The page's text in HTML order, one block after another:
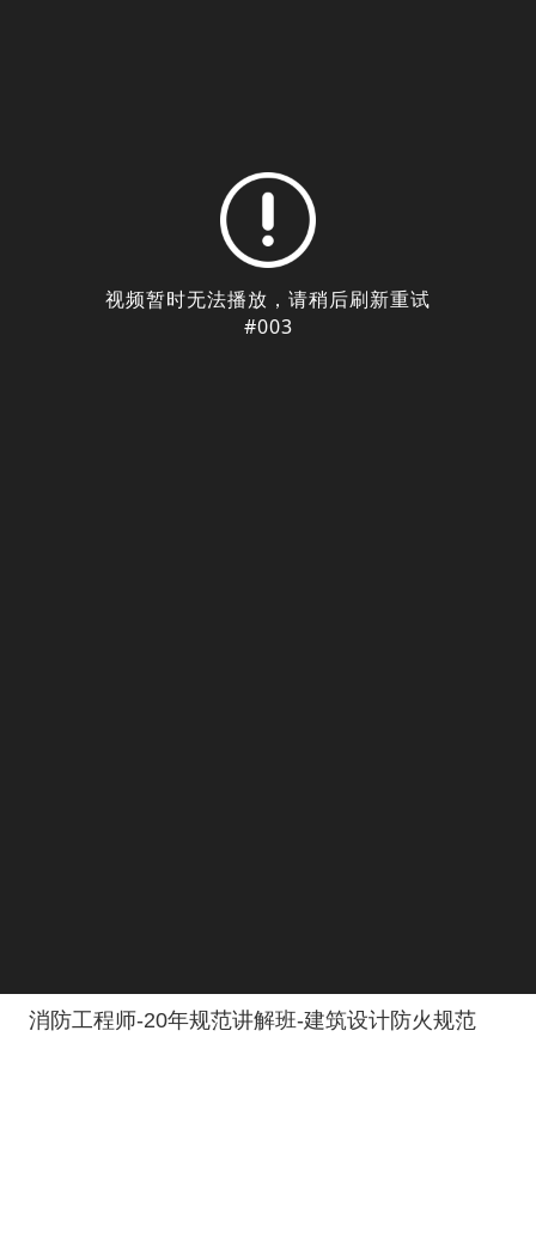
消防工程师-20年规范讲解班-建筑设计防火规范